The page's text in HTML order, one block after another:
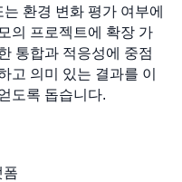
환경 변화 평가 여부에
의 프로젝트에 확장 가
통합과 적응성에 중점
고 의미 있는 결과를 이
도록 돕습니다.
폼